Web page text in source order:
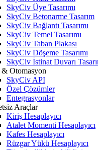
SkyCiv Üye Tasarımı
SkyCiv Betonarme Tasarım
SkyCiv Bağlantı Tasarımı
SkyCiv Temel Tasarımı
SkyCiv Taban Plakası
SkyCiv Döşeme Tasarımı
SkyCiv İstinat Duvarı
Otomasyon
SkyCiv API
Özel Çözümler
Entegrasyonlar
Araçlar
Kiriş Hesaplayıcı
Atalet Momenti Hesaplayıcı
Kafes Hesaplayıcı
Rüzgar Yükü Hesaplayıcı